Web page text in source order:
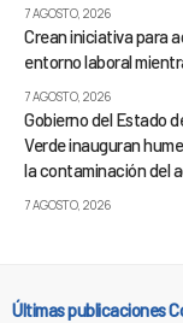
7 AGOSTO, 2026
Crean iniciativa para
entorno laboral
7 AGOSTO, 2026
Gobierno del Estado
Verde inauguran
la contaminación del
7 AGOSTO, 2026
Últimas publicaciones